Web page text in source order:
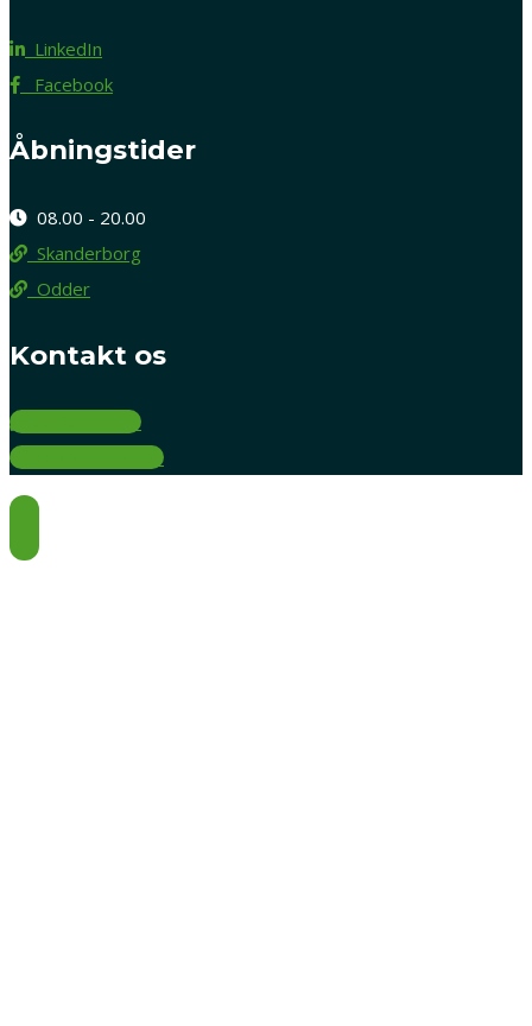
LinkedIn
Facebook
Åbningstider
08.00 - 20.00
Skanderborg
Odder
Kontakt os
22 80 98 98
SKRIV BESKED